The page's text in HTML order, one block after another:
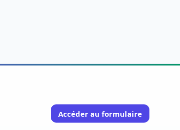
Accéder au formulaire